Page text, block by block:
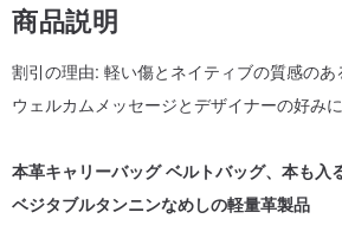
商品説明
割引の理由: 軽い傷とネイティブの質感のあ
ウェルカムメッセージとデザイナーの好み
本革キャリーバッグ ベルトバッグ、本も入
ベジタブルタンニンなめしの軽量革製品